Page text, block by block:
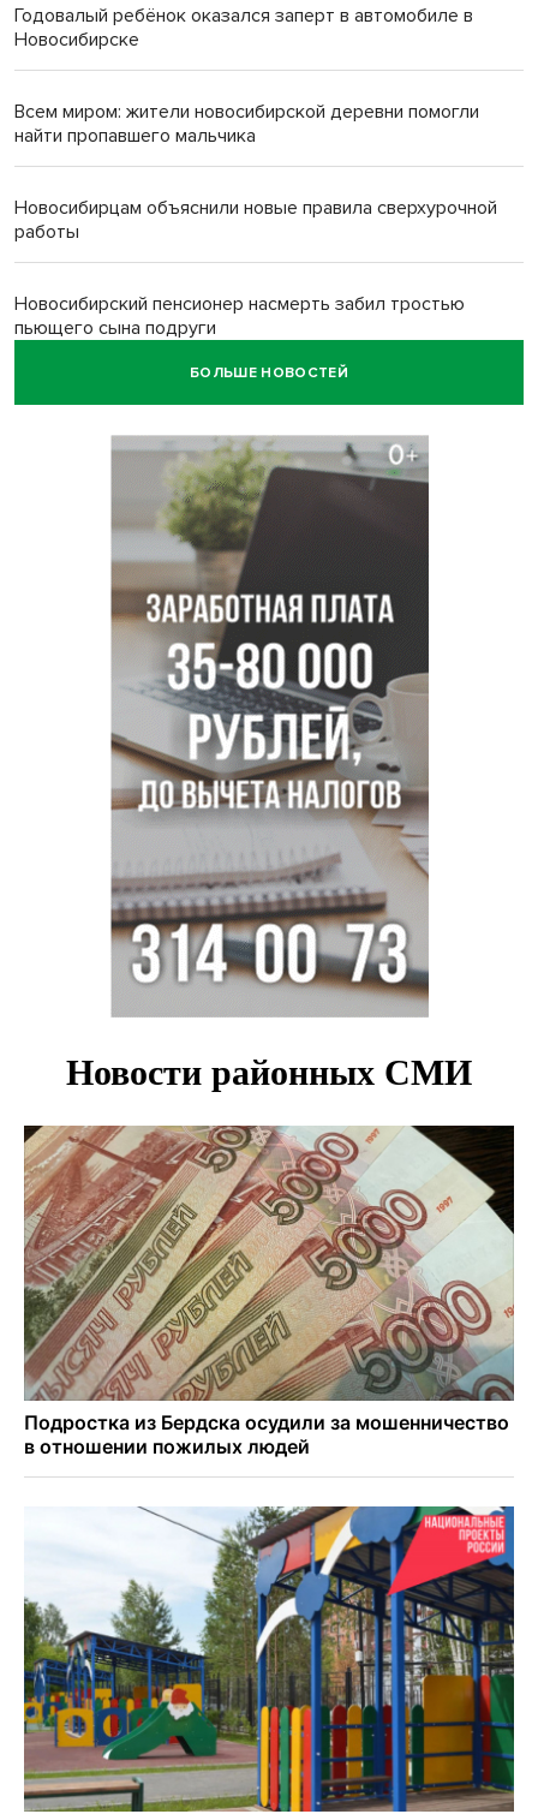
Годовалый ребёнок оказался заперт в автомобиле в
Новосибирске
Всем миром: жители новосибирской деревни помогли
найти пропавшего мальчика
Новосибирцам объяснили новые правила сверхурочной
работы
Новосибирский пенсионер насмерть забил тростью
пьющего сына подруги
БОЛЬШЕ НОВОСТЕЙ